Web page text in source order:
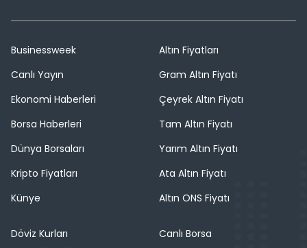
Businessweek
Canlı Yayın
Ekonomi Haberleri
Borsa Haberleri
Dünya Borsaları
Kripto Fiyatları
Künye
Altın Fiyatları
Gram Altın Fiyatı
Çeyrek Altın Fiyatı
Tam Altın Fiyatı
Yarım Altın Fiyatı
Ata Altın Fiyatı
Altın ONS Fiyatı
Döviz Kurları
Canlı Borsa